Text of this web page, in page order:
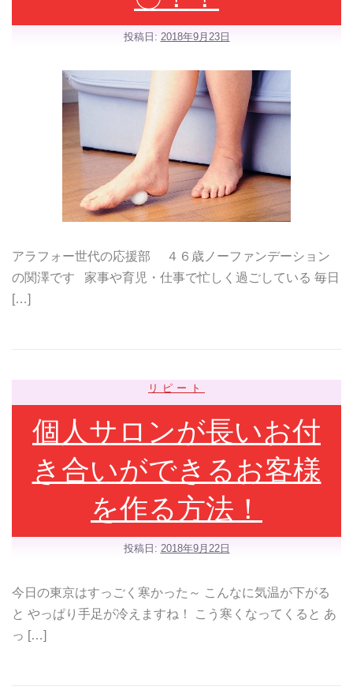
投稿日: 2018年9月23日
アラフォー世代の応援部 ４６歳ノーファンデーション
の関澤です 家事や育児・仕事で忙しく過ごしている 毎日
[…]
リピート
個人サロンが長いお付
き合いができるお客様
を作る方法！
投稿日: 2018年9月22日
今日の東京はすっごく寒かった～ こんなに気温が下がる
と やっぱり手足が冷えますね！ こう寒くなってくると あ
っ […]